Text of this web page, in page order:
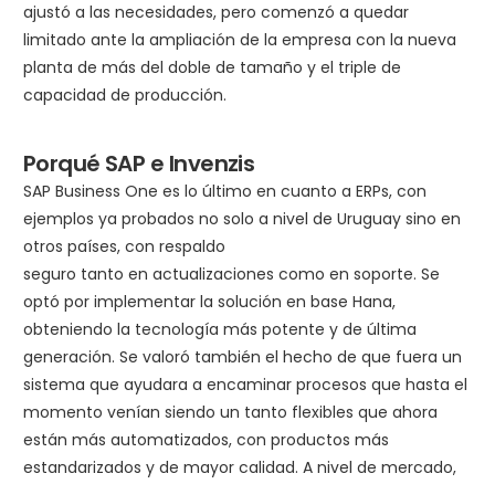
ajustó a las necesidades, pero comenzó a quedar
limitado ante la ampliación de la empresa con la nueva
planta de más del doble de tamaño y el triple de
capacidad de producción.
Porqué SAP e Invenzis
SAP Business One es lo último en cuanto a ERPs, con
ejemplos ya probados no solo a nivel de Uruguay sino en
otros países, con respaldo
seguro tanto en actualizaciones como en soporte. Se
optó por implementar la solución en base Hana,
obteniendo la tecnología más potente y de última
generación. Se valoró también el hecho de que fuera un
sistema que ayudara a encaminar procesos que hasta el
momento venían siendo un tanto flexibles que ahora
están más automatizados, con productos más
estandarizados y de mayor calidad. A nivel de mercado,